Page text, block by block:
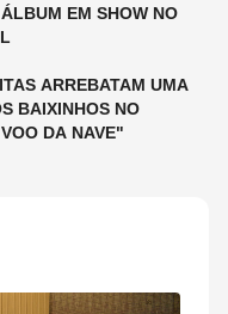
EM SHOW NO
ARREBATAM UMA
BAIXINHOS NO
DA NAVE"